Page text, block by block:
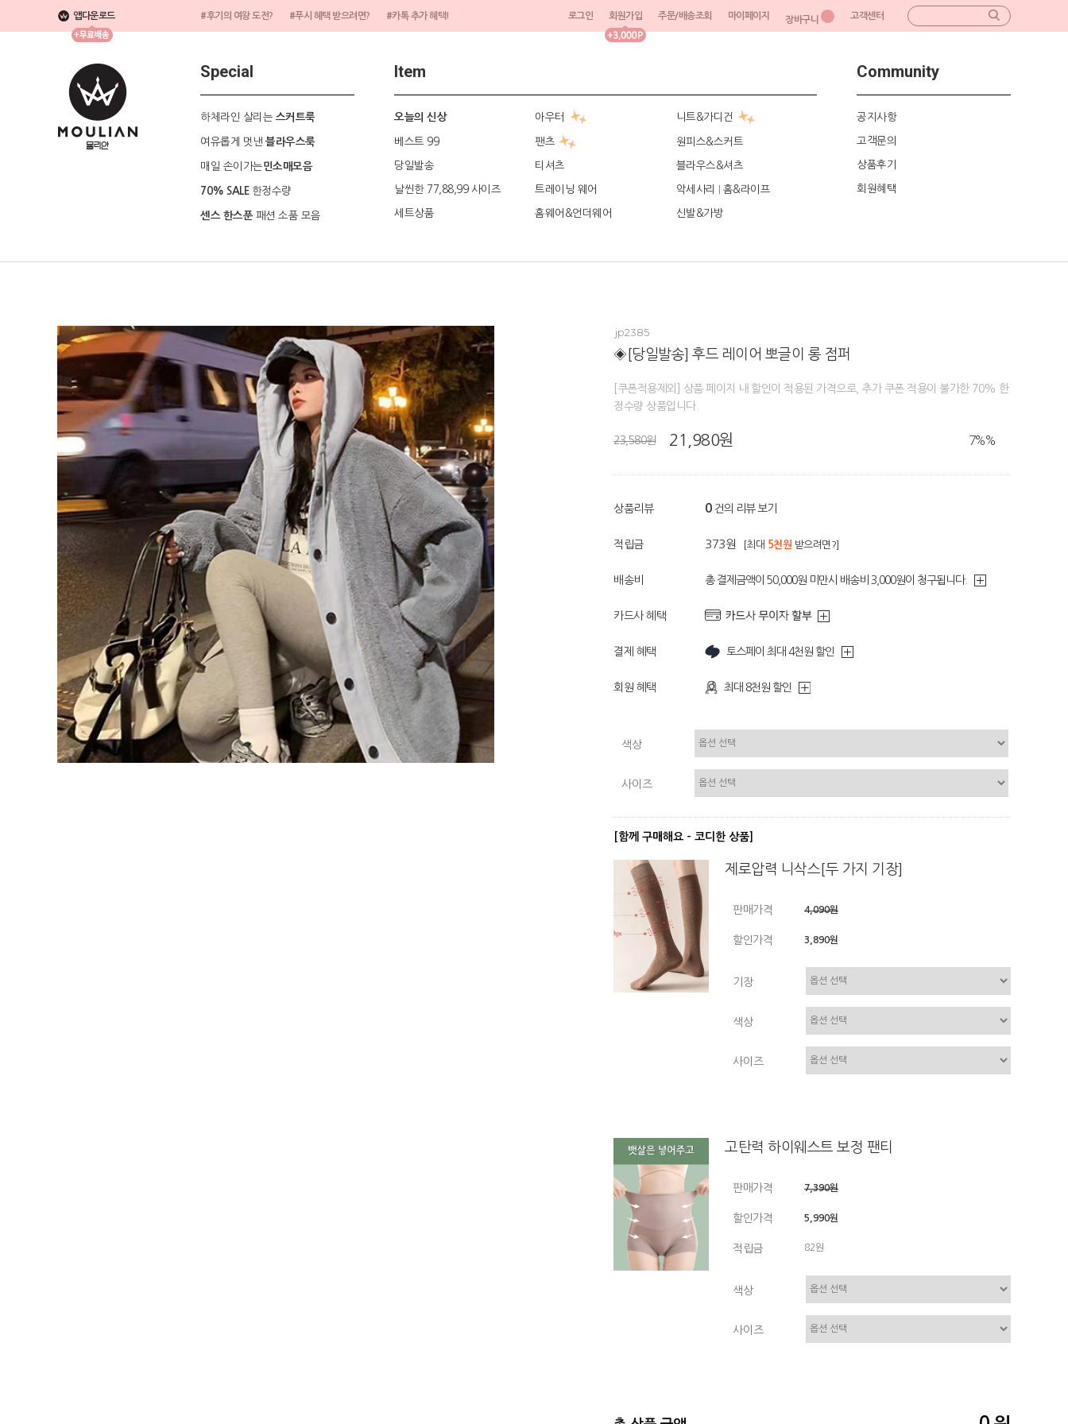
앱다운로드 #후기의 여왕 도전? #푸시 혜택 받으려면? #카톡 추가 혜택! 로그인 회원가입 주문/배송조회 마이페이지 장바구니 고객센터
Special
하체라인 살리는 스커트룩
여유롭게 멋낸 블라우스룩
매일 손이가는민소매모음
70% SALE 한정수량
센스 한스푼패션 소품 모음
Item
오늘의 신상 아우터 니트&가디건
베스트 99 팬츠 원피스&스커트
당일발송 티셔츠 블라우스&셔츠
날씬한 77,88,99 사이즈 트레이닝 웨어 악세사리 홈&라이프
세트상품 홈웨어&언더웨어 신발&가방
Community
공지사항
고객문의
상품후기
회원혜택
jp2385
◈[당일발송] 후드 레이어 뽀글이 롱 점퍼
[쿠폰적용제외] 상품 페이지 내 할인이 적용된 가격으로, 추가 쿠폰 적용이 불가한 70% 한
정수량 상품입니다.
23,580원 21,980원 7%%
상품리뷰 0 건의 리뷰 보기
적립금 373원 [최대 5천원 받으려면?]
배송비 총 결제금액이 50,000원 미만시 배송비 3,000원이 청구됩니다.
카드사 혜택
결제 혜택 토스페이 최대 4천원 할인
회원 혜택 최대 8천원 할인
색상
사이즈
[함께 구매해요 - 코디한 상품]
제로압력 니삭스[두 가지 기장]
판매가격 4,090원
할인가격 3,890원
기장
색상
사이즈
고탄력 하이웨스트 보정 팬티
판매가격 7,390원
할인가격 5,990원
적립금 82원
색상
사이즈